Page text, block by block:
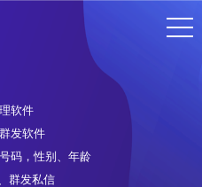
软件
发软件
码，性别、年龄
群发私信